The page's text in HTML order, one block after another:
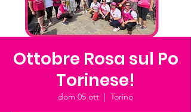
Ottobre Rosa sul Po
Torinese!
dom 05 ott
  |
Torino